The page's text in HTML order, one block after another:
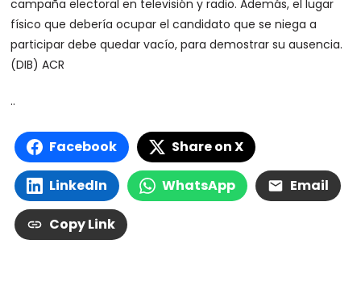
campaña electoral en televisión y radio. Además, el lugar
físico que debería ocupar el candidato que se niega a
participar debe quedar vacío, para demostrar su ausencia.
(DIB) ACR
..
Facebook Share on X
LinkedIn WhatsApp Email
Copy Link